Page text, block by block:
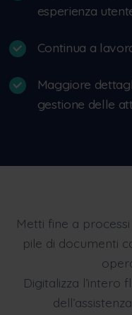
esperienza
Continua a
Maggiore
gestione delle
Metti fine a
pile di documenti
Digitalizza l’intero